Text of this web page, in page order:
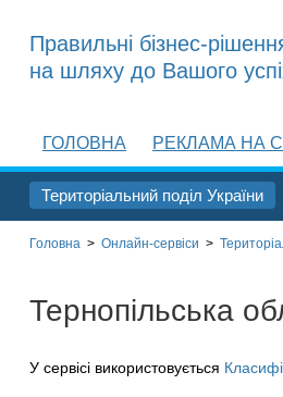
Правильні бізнес-
на шляху до Вашого
ГОЛОВНА РЕКЛАМА НА
Територіальний поділ України
Головна > Онлайн-сервіси >
Тернопільська
У сервісі використовується